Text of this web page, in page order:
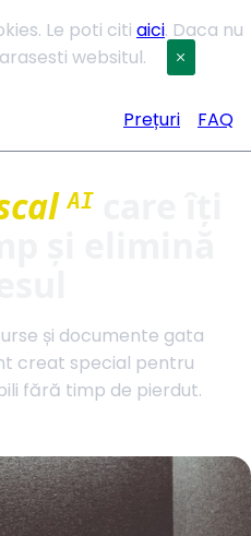
Le poti citi aici. Daca nu
websitul.
Prețuri FAQ
AI
și documente gata
creat special pentru
fără timp de pierdut.